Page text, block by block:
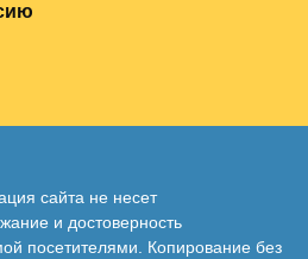
сайта не несет
и достоверность
посетителями. Копирование без